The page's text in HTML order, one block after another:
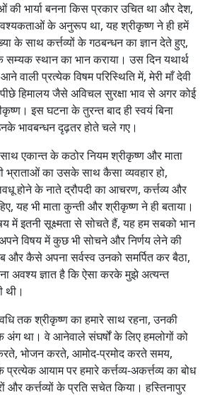
की भार्या बनना किस प्रकार उचित था और देश,
के अनुरूप था, यह श्रीकृष्ण ने ही हमें
के साथ कर्त्तव्यों के गठबन्धन का ज्ञान देते हुए,
सम्यक स्थान का भान कराया। उस दिन यथार्थ
प्रत्येक विषम परिस्थिति में, मेरी माँ देवी
हिमालय जैसे अविचल सुरक्षा भाव से अगर कोई
इस घटना के तुरन्त बाद ही स्वयं बिना
भावबन्धन दृढ़तर होते चले गए।
एकान्त के कठोर नियम श्रीकृष्ण और माता
का उसके साथ कैसा व्यवहार हो,
होने के नाते द्रौपदी का आचरण, कर्त्तव्य और
यह भी माता कुन्ती और श्रीकृष्ण ने ही बताया।
में इतनी सूक्ष्मता से सोचते हैं, यह हम सबको भान
विषय में कुछ भी सोचने और निर्णय लेने की
कैसे अपना सर्वस्व उनको समर्पित कर बैठा,
अवश्य ज्ञात है कि ऐसा करके मुझे अत्यन्त
थी।
तक श्रीकृष्ण का हमारे साथ रहना, उनकी
अंग था। वे आनेवाले संघर्षों के लिए हमलोगों को
भोजन करते, आमोद-प्रमोद करते समय,
प्रत्येक आयाम पर हमारे कर्त्तव्य-अकर्त्तव्य का बोध
और कर्त्तव्यों के प्रति सचेत किया। हस्तिनापुर